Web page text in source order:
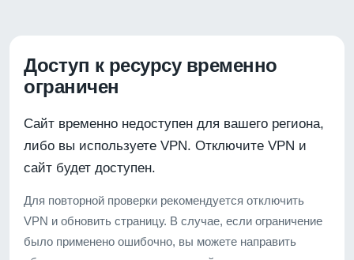
Доступ к ресурсу временно
ограничен
Сайт временно недоступен для вашего региона,
либо вы используете VPN. Отключите VPN и
сайт будет доступен.
Для повторной проверки рекомендуется отключить
VPN и обновить страницу. В случае, если ограничение
было применено ошибочно, вы можете направить